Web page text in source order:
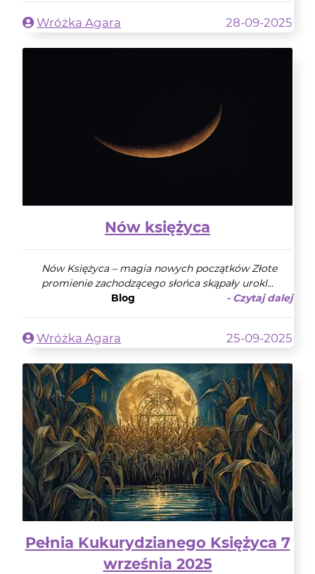
Wróżka Agara 28-09-2025
Nów księżyca
Nów Księżyca – magia nowych początków Złote
promienie zachodzącego słońca skąpały urokl...
Blog
- Czytaj dalej
Wróżka Agara 25-09-2025
Pełnia Kukurydzianego Księżyca 7
września 2025